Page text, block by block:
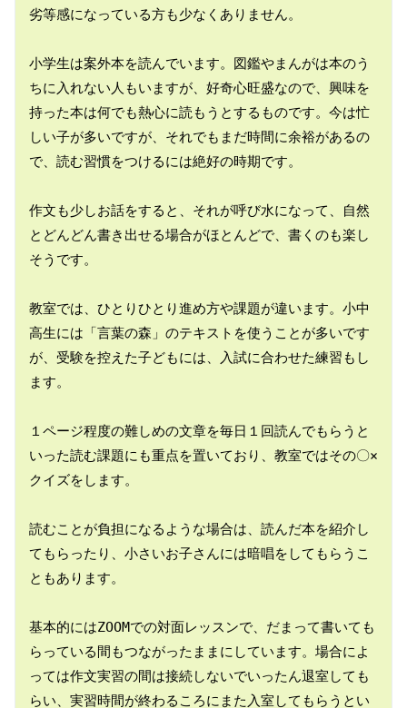
劣等感になっている方も少なくありません。
小学生は案外本を読んでいます。図鑑やまんがは本のう
ちに入れない人もいますが、好奇心旺盛なので、興味を
持った本は何でも熱心に読もうとするものです。今は忙
しい子が多いですが、それでもまだ時間に余裕があるの
で、読む習慣をつけるには絶好の時期です。
作文も少しお話をすると、それが呼び水になって、自然
とどんどん書き出せる場合がほとんどで、書くのも楽し
そうです。
教室では、ひとりひとり進め方や課題が違います。小中
高生には「言葉の森」のテキストを使うことが多いです
が、受験を控えた子どもには、入試に合わせた練習もし
ます。
１ページ程度の難しめの文章を毎日１回読んでもらうと
いった読む課題にも重点を置いており、教室ではその〇×
クイズをします。
読むことが負担になるような場合は、読んだ本を紹介し
てもらったり、小さいお子さんには暗唱をしてもらうこ
ともあります。
基本的にはZOOMでの対面レッスンで、だまって書いても
らっている間もつながったままにしています。場合によ
っては作文実習の間は接続しないでいったん退室しても
らい、実習時間が終わるころにまた入室してもらうとい